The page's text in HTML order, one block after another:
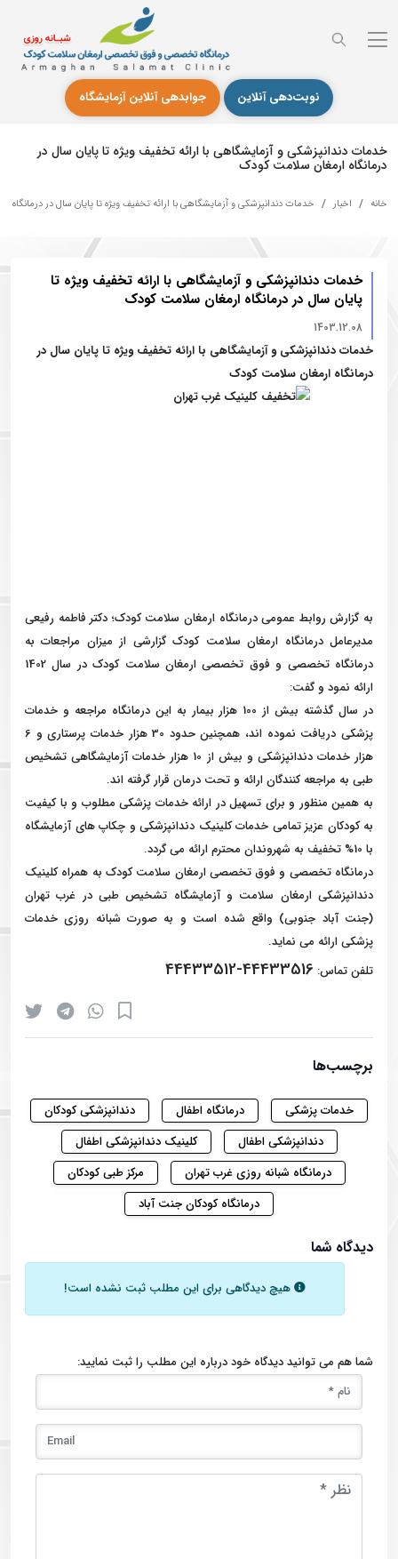
نوبت‌دهی آنلاین جوابدهی آنلاین آزمایشگاه
خدمات دندانپزشکی و آزمایشگاهی با ارائه تخفیف ویژه تا پایان سال در
درمانگاه ارمغان سلامت کودک
خانه اخبار خدمات دندانپزشکی و آزمایشگاهی با ارائه تخفیف ویژه تا پایان سال در
خدمات دندانپزشکی و آزمایشگاهی با ارائه تخفیف ویژه تا
پایان سال در درمانگاه ارمغان سلامت کودک
1403.12.08
خدمات دندانپزشکی و آزمایشگاهی با ارائه تخفیف ویژه تا پایان سال در
درمانگاه ارمغان سلامت کودک
به گزارش روابط عمومی درمانگاه ارمغان سلامت کودک؛ دکتر فاطمه رفیعی
مدیرعامل درمانگاه ارمغان سلامت کودک گزارشی از میزان مراجعات به
درمانگاه تخصصی و فوق تخصصی ارمغان سلامت کودک در سال 1402
ارائه نمود و گفت:
در سال گذشته بیش از 100 هزار بیمار به این درمانگاه مراجعه و خدمات
پزشکی دریافت نموده اند، همچنین حدود 30 هزار خدمات پرستاری و 6
هزار خدمات دندانپزشکی و بیش از 10 هزار خدمات آزمایشگاهی تشخیص
طبی به مراجعه کنندگان ارائه و تحت درمان قرار گرفته اند.
به همین منظور و برای تسهیل در ارائه خدمات پزشکی مطلوب و با کیفیت
به کودکان عزیز تمامی خدمات کلینیک دندانپزشکی و چکاپ های آزمایشگاه
با 10% تخفیف به شهروندان محترم ارائه می گردد.
درمانگاه تخصصی و فوق تخصصی ارمغان سلامت کودک به همراه کلینیک
دندانپزشکی ارمغان سلامت و آزمایشگاه تشخیص طبی در غرب تهران
(جنت آباد جنوبی) واقع شده است و به صورت شبانه روزی خدمات
پزشکی ارائه می نماید.
تلفن تماس: 44433516-44433512
برچسب‌ها
خدمات پزشکی درمانگاه اطفال
دندانپزشکی کودکان
دندانپزشکی اطفال
کلینیک دندانپزشکی اطفال
درمانگاه شبانه روزی غرب تهران
مرکز طبی کودکان
درمانگاه کودکان جنت آباد
دیدگاه شما
هیچ دیدگاهی برای این مطلب ثبت نشده است!
شما هم می توانید دیدگاه خود درباره این مطلب را ثبت نمایید: